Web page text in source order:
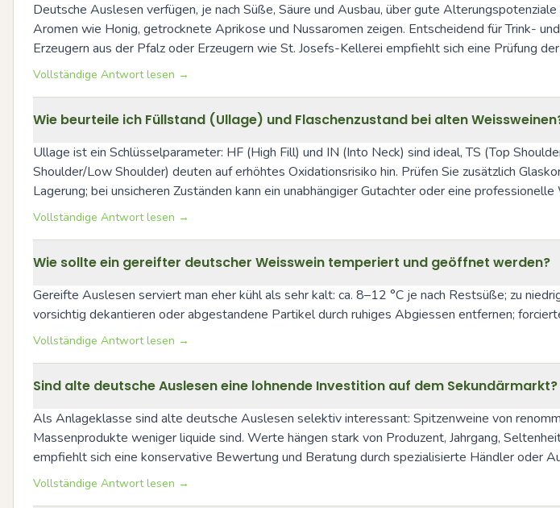
Deutsche Auslesen verfügen, je nach Süße, Säure und Ausbau, über gute
Aromen wie Honig, getrocknete Aprikose und Nussaromen zeigen. Entscheidend für Trink-
Erzeugern aus der Pfalz oder Erzeugern wie St. Josefs-Kellerei empfiehlt sich eine Prüfung
Vollständige Antwort lesen →
Wie beurteile ich Füllstand (Ullage) und Flaschenzustand bei alten
Ullage ist ein Schlüsselparameter: HF (High Fill) und IN (Into Neck) sind ideal, TS (Top
Shoulder/Low Shoulder) deuten auf erhöhtes Oxidationsrisiko hin. Prüfen Sie zusätzlich
Lagerung; bei unsicheren Zuständen kann ein unabhängiger Gutachter oder eine
Vollständige Antwort lesen →
Wie sollte ein gereifter deutscher Weisswein temperiert und geöffnet werden?
Gereifte Auslesen serviert man eher kühl als sehr kalt: ca. 8–12 °C je nach Restsüße; zu
vorsichtig dekantieren oder abgestandene Partikel durch ruhiges Abgiessen entfernen;
Vollständige Antwort lesen →
Sind alte deutsche Auslesen eine lohnende Investition auf dem Sekundärmarkt?
Als Anlageklasse sind alte deutsche Auslesen selektiv interessant: Spitzenweine von
Massenprodukte weniger liquide sind. Werte hängen stark von Produzent, Jahrgang,
empfiehlt sich eine konservative Bewertung und Beratung durch spezialisierte Händler oder
Vollständige Antwort lesen →